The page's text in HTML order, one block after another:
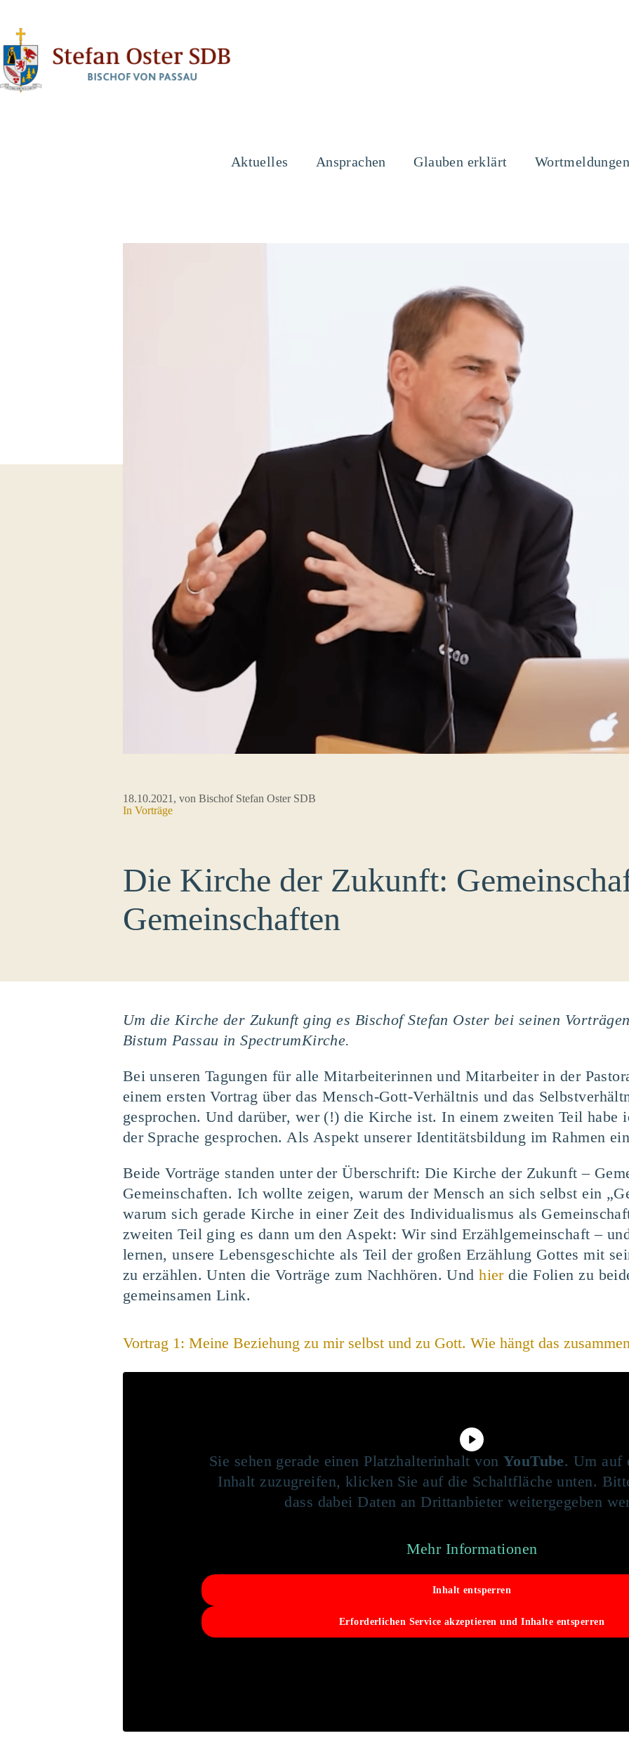
Aktuelles Ansprachen Glauben erklärt Wortmeldungen
18.10.2021 , von Bischof Stefan Oster SDB
In Vorträge
Die Kirche der Zukunft:
Gemeinschaften
Um die Kirche der Zukunft ging es Bischof Stefan Oster bei seinen
Bistum Passau in SpectrumKirche.
Bei unseren Tagungen für alle Mitarbeiterinnen und Mitarbeiter in der
einem ersten Vortrag über das Mensch-Gott-Verhältnis und das
gesprochen. Und darüber, wer (!) die Kirche ist. In einem zweiten Teil habe
der Sprache gesprochen. Als Aspekt unserer Identitätsbildung im Rahmen
Beide Vorträge standen unter der Überschrift: Die Kirche der Zukunft –
Gemeinschaften. Ich wollte zeigen, warum der Mensch an sich selbst ein
warum sich gerade Kirche in einer Zeit des Individualismus als
zweiten Teil ging es dann um den Aspekt: Wir sind Erzählgemeinschaft –
lernen, unsere Lebensgeschichte als Teil der großen Erzählung Gottes mit
zu erzählen. Unten die Vorträge zum Nachhören. Undhierdie Folien zu
gemeinsamen Link.
Vortrag 1: Meine Beziehung zu mir selbst und zu Gott. Wie hängt das
Sie sehen gerade einen Platzhalterinhalt von YouTube. Um auf
Inhalt zuzugreifen, klicken Sie auf die Schaltfläche unten.
dass dabei Daten an Drittanbieter weitergegeben
Mehr Informationen
Inhalt entsperren
Erforderlichen Service akzeptieren und Inhalte entsperren